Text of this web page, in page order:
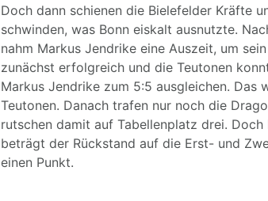
Doch dann schienen die Bielefelder Kräfte
schwinden, was Bonn eiskalt ausnutzte.
nahm Markus Jendrike eine Auszeit, um
zunächst erfolgreich und die Teutonen
Markus Jendrike zum 5:5 ausgleichen.
Teutonen. Danach trafen nur noch die
rutschen damit auf Tabellenplatz drei.
beträgt der Rückstand auf die Erst- und
einen Punkt.